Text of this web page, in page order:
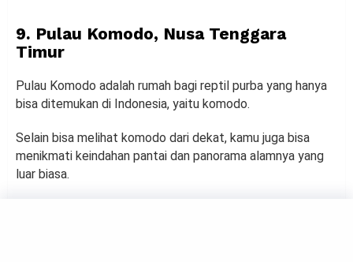
9. Pulau Komodo, Nusa Tenggara
Timur
Pulau Komodo adalah rumah bagi reptil purba yang hanya
bisa ditemukan di Indonesia, yaitu komodo.
Selain bisa melihat komodo dari dekat, kamu juga bisa
menikmati keindahan pantai dan panorama alamnya yang
luar biasa.